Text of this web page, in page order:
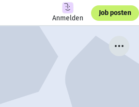
Anmelden
Job posten